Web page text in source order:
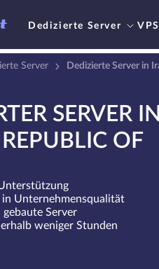
Dedizierte Server VPS
Server Dedizierte Server in
SERVER
OF
Unternehmensqualität
gebaute Server
weniger Stunden